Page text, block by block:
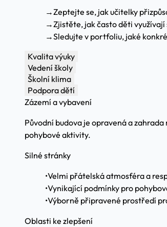
→Zeptejte se, jak učitelky
→Zjistěte, jak často děti
→Sledujte v portfoliu, jaké
Kvalita výuky
Vedení školy
Školní klima
Podpora dětí
Zázemí a vybavení
Původní budova je opravená a
pohybové aktivity.
Silné stránky
•Velmi přátelská atmosféra a
•Vynikající podmínky pro
•Výborně připravené prostředí
Oblasti ke zlepšení